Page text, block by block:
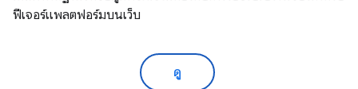
ฟีเจอร์แพลตฟอร์มบนเว็บ
ดู